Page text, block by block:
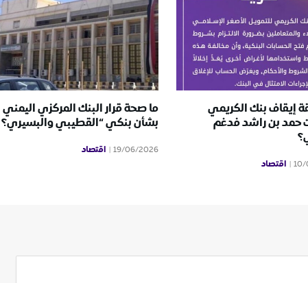
إيقاف بنك الكريمي
حمد بن راشد فدغم
اقتصاد
ما صحة قرار البنك المركزي اليمني
بشأن بنكي “القطيبي والبسيري؟
19/06/2026 اقتصاد